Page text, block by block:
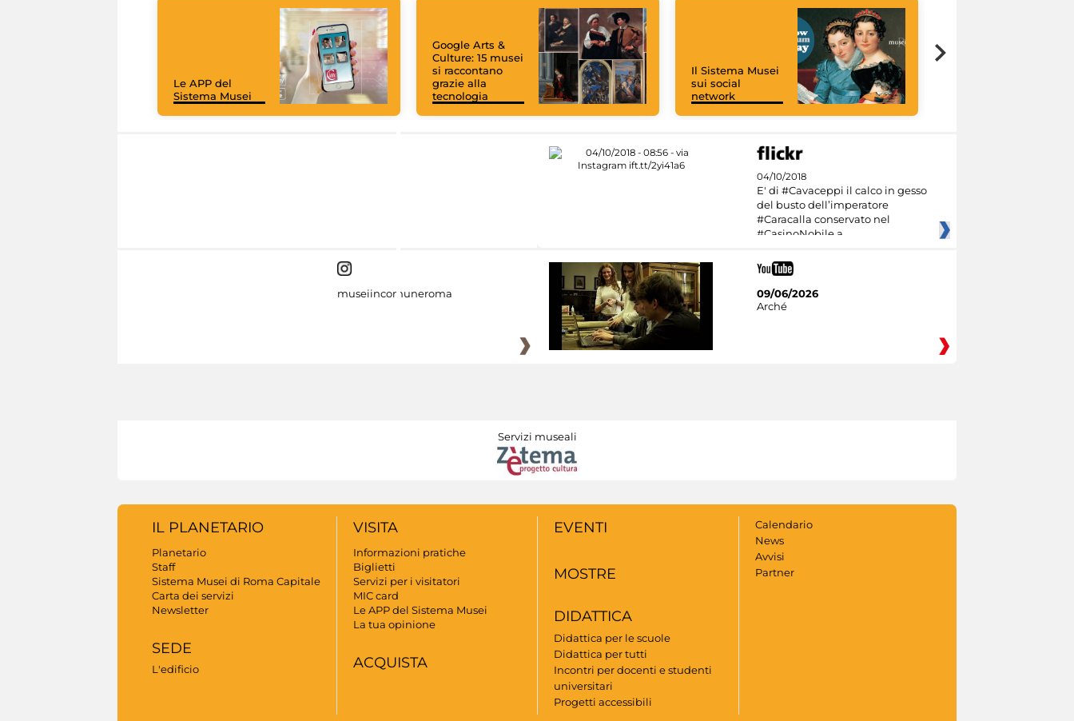
Le APP del
Sistema Musei
Google Arts &
Culture: 15 musei
si raccontano
grazie alla
tecnologia
Il Sistema Musei
sui social
network
04/10/2018
E' di #Cavaceppi il calco in gesso
del busto dell’imperatore
#Caracalla conservato nel
#CasinoNobile a
museiincomuneroma
09/06/2026
Arché
Servizi museali
IL PLANETARIO
Planetario
Staff
Sistema Musei di Roma Capitale
Carta dei servizi
Newsletter
SEDE
L'edificio
VISITA
Informazioni pratiche
Biglietti
Servizi per i visitatori
MIC card
Le APP del Sistema Musei
La tua opinione
ACQUISTA
EVENTI
MOSTRE
DIDATTICA
Didattica per le scuole
Didattica per tutti
Incontri per docenti e studenti
universitari
Progetti accessibili
Calendario
News
Avvisi
Partner